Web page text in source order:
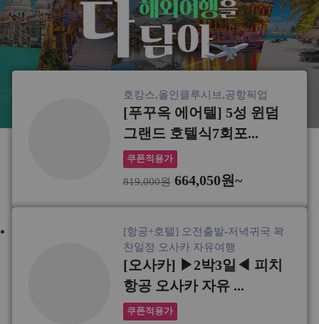
호캉스,올인클루시브,공항픽업
[푸꾸옥 에어텔] 5성 윈덤
그랜드 호텔식7회포...
쿠폰적용가
819,000원 664,050원~
[항공+호텔] 오전출발-저녁귀국 꽉
찬일정 오사카 자유여행
[오사카] ▶2박3일◀ 피치
항공 오사카 자유 ...
쿠폰적용가